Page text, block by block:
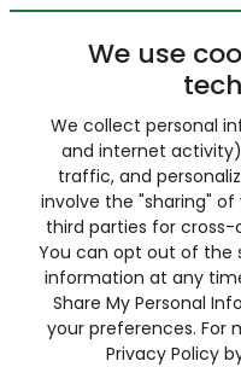
We use
We collect personal
and internet
traffic, and
involve the "sharing"
third parties for
You can opt out of the
information at any
Share My Personal
your preferences. For
Privacy Policy